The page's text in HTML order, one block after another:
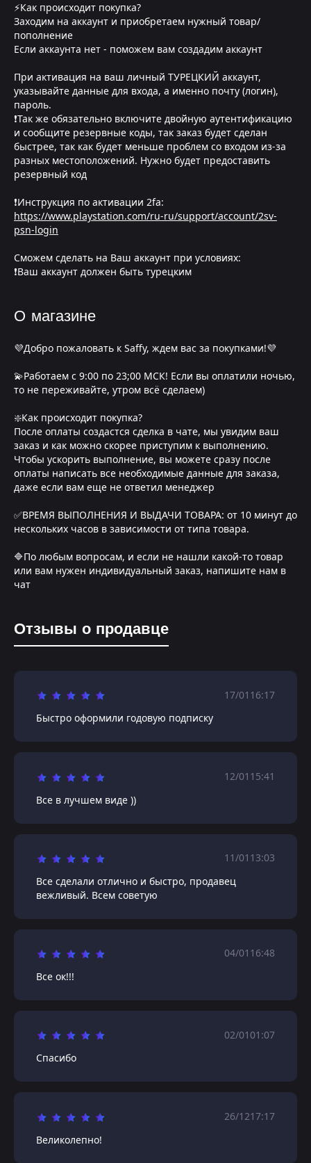
⚡Как происходит покупка?
Заходим на аккаунт и приобретаем нужный товар/
пополнение
Если аккаунта нет - поможем вам создадим аккаунт
При активация на ваш личный ТУРЕЦКИЙ аккаунт,
указывайте данные для входа, а именно почту (логин),
пароль.
❗Так же обязательно включите двойную аутентификацию
и сообщите резервные коды, так заказ будет сделан
быстрее, так как будет меньше проблем со входом из-за
разных местоположений. Нужно будет предоставить
резервный код
❗Инструкция по активации 2fa:
https://www.playstation.com/ru-ru/support/account/2sv-
psn-login
Сможем сделать на Ваш аккаунт при условиях:
❗Ваш аккаунт должен быть турецким
О магазине
💜Добро пожаловать к Saffy, ждем вас за покупками!💜
💫Работаем с 9:00 по 23;00 МСК! Если вы оплатили ночью,
то не переживайте, утром всё сделаем)
❇️Как происходит покупка?
После оплаты создастся сделка в чате, мы увидим ваш
заказ и как можно скорее приступим к выполнению.
Чтобы ускорить выполнение, вы можете сразу после
оплаты написать все необходимые данные для заказа,
даже если вам еще не ответил менеджер
✅ВРЕМЯ ВЫПОЛНЕНИЯ И ВЫДАЧИ ТОВАРА: от 10 минут до
нескольких часов в зависимости от типа товара.
🔷По любым вопросам, и если не нашли какой-то товар
или вам нужен индивидуальный заказ, напишите нам в
чат
Отзывы о продавце
17/01 16:17
Быстро оформили годовую подписку
12/01 15:41
Все в лучшем виде ))
11/01 13:03
Все сделали отлично и быстро, продавец
вежливый. Всем советую
04/01 16:48
Все ок!!!
02/0101:07
Спасибо
26/1217:17
Великолепно!